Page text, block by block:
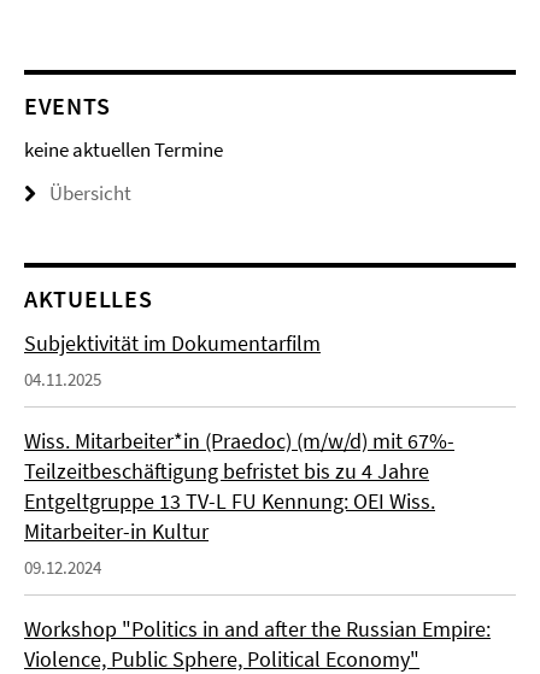
EVENTS
keine aktuellen Termine
Übersicht
AKTUELLES
Subjektivität im Dokumentarfilm
04.11.2025
Wiss. Mitarbeiter*in (Praedoc) (m/w/d) mit 67%-
Teilzeitbeschäftigung befristet bis zu 4 Jahre
Entgeltgruppe 13 TV-L FU Kennung: OEI Wiss.
Mitarbeiter-in Kultur
09.12.2024
Workshop "Politics in and after the Russian Empire:
Violence, Public Sphere, Political Economy"